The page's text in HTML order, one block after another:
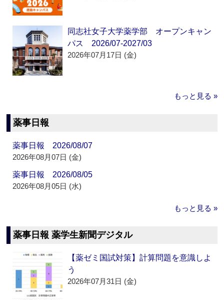
同志社女子大学薬学部 オープンキャン
パス 2026/07-2027/03
2026年07月17日 (金)
もっと見る »
薬事日報
薬事日報 2026/08/07
2026年08月07日 (金)
薬事日報 2026/08/05
2026年08月05日 (水)
もっと見る »
薬事日報 薬学生新聞デジタル
【薬ゼミ国試対策】計算問題を意識しよ
う
2026年07月31日 (金)